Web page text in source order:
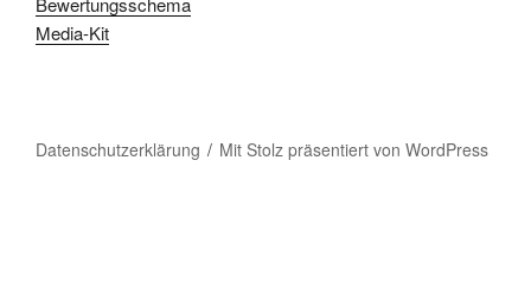
Media-Kit
Datenschutzerklärung Mit Stolz präsentiert von WordPress